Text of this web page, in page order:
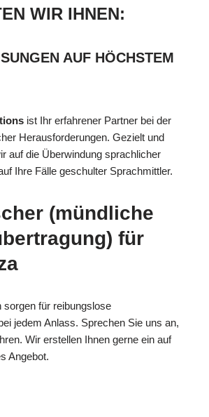
WIR IHNEN:
AUF HÖCHSTEM
ist Ihr erfahrener Partner bei der
Herausforderungen. Gezielt und
auf die Überwindung sprachlicher
Ihre Fälle geschulter Sprachmittler.
(mündliche
für
sorgen für reibungslose
jedem Anlass. Sprechen Sie uns an,
Wir erstellen Ihnen gerne ein auf
Angebot.